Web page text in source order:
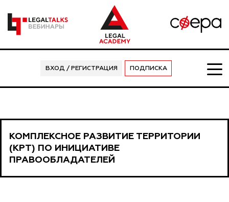
ВХОД / РЕГИСТРАЦИЯ ПОДПИСКА
КОМПЛЕКСНОЕ РАЗВИТИЕ ТЕРРИТОРИИ
(КРТ) ПО ИНИЦИАТИВЕ
ПРАВООБЛАДАТЕЛЕЙ